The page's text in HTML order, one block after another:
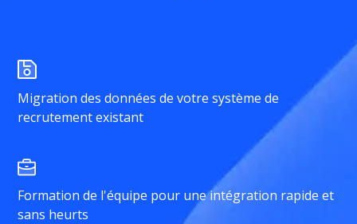
Migration des données de votre système de
recrutement existant
Formation de l'équipe pour une intégration rapide et
sans heurts